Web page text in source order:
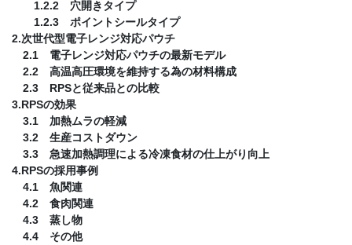
1.2.2 穴開きタイプ
1.2.3 ポイントシールタイプ
2.次世代型電子レンジ対応パウチ
2.1 電子レンジ対応パウチの最新モデル
2.2 高温高圧環境を維持する為の材料構成
2.3 RPSと従来品との比較
3.RPSの効果
3.1 加熱ムラの軽減
3.2 生産コストダウン
3.3 急速加熱調理による冷凍食材の仕上がり向上
4.RPSの採用事例
4.1 魚関連
4.2 食肉関連
4.3 蒸し物
4.4 その他